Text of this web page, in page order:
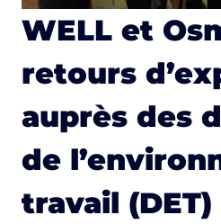
WELL et
retours
auprès des
de
travail (DET)